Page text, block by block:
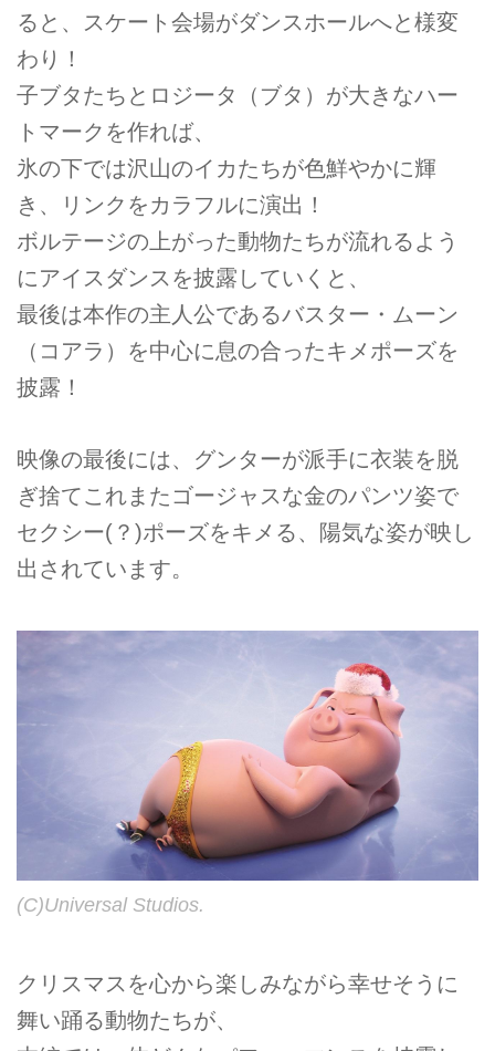
ると、スケート会場がダンスホールへと様変
わり！
子ブタたちとロジータ（ブタ）が大きなハー
トマークを作れば、
氷の下では沢山のイカたちが色鮮やかに輝
き、リンクをカラフルに演出！
ボルテージの上がった動物たちが流れるよう
にアイスダンスを披露していくと、
最後は本作の主人公であるバスター・ムーン
（コアラ）を中心に息の合ったキメポーズを
披露！
映像の最後には、グンターが派手に衣装を脱
ぎ捨てこれまたゴージャスな金のパンツ姿で
セクシー(？)ポーズをキメる、陽気な姿が映し
出されています。
(C)Universal Studios.
クリスマスを心から楽しみながら幸せそうに
舞い踊る動物たちが、